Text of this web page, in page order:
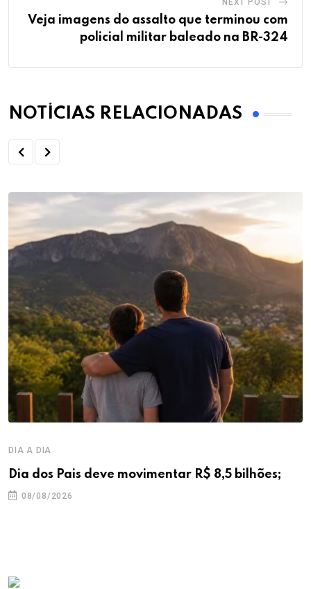
NEXT POST
Veja imagens do assalto que terminou com
policial militar baleado na BR-324
NOTÍCIAS RELACIONADAS
DIA A DIA
Dia dos Pais deve movimentar R$ 8,5 bilhões;
08/08/2026